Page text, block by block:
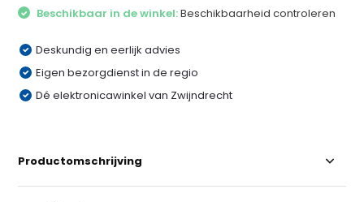
Beschikbaar in de winkel:Beschikbaarheid controleren
Deskundig en eerlijk advies
Eigen bezorgdienst in de regio
Dé elektronicawinkel van Zwijndrecht
Productomschrijving